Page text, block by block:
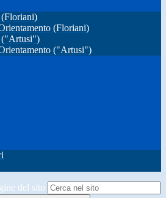
(Floriani)
(Floriani)
("Artusi")
("Artusi")
del sito